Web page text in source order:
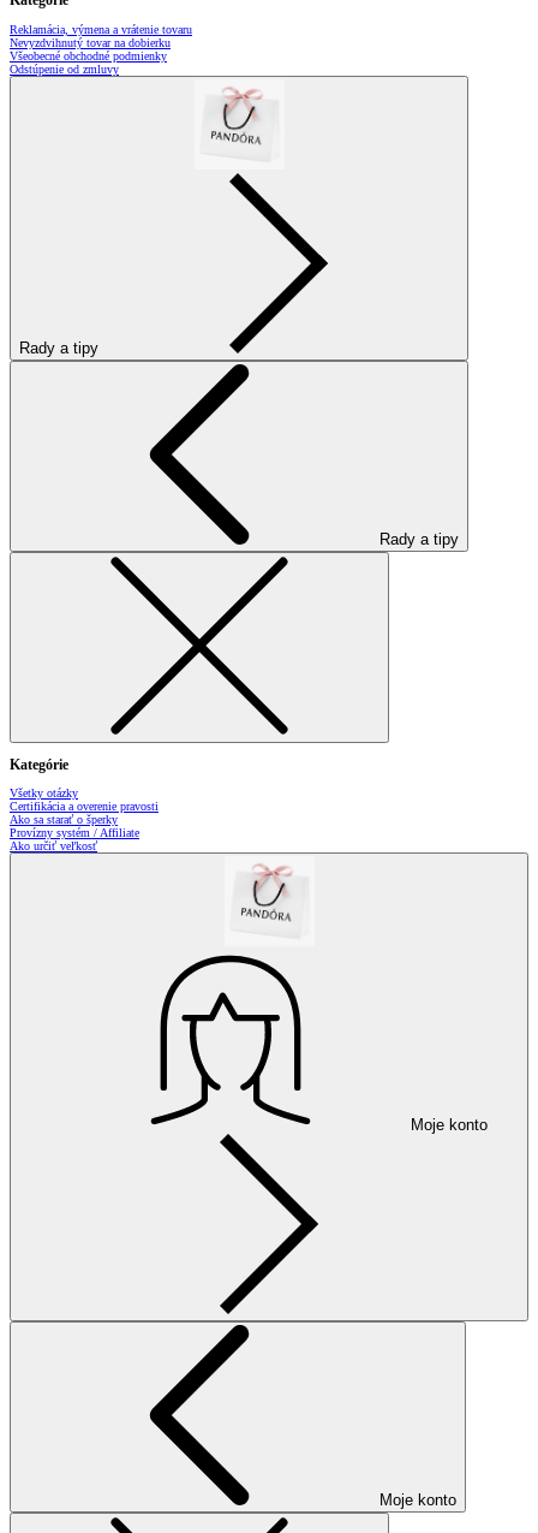
Reklamácia, výmena a vrátenie tovaru
Nevyzdvihnutý tovar na dobierku
Všeobecné obchodné podmienky
Odstúpenie od zmluvy
Rady a tipy
Rady a tipy
Kategórie
Všetky otázky
Certifikácia a overenie pravosti
Ako sa starať o šperky
Provízny systém / Affiliate
Ako určiť veľkosť
Moje konto
Moje konto